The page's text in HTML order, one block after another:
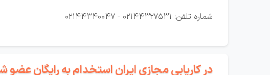
شماره تلفن: 02144327531 - 02144340047
در کاریابی مجازی ایران استخدام به رایگان